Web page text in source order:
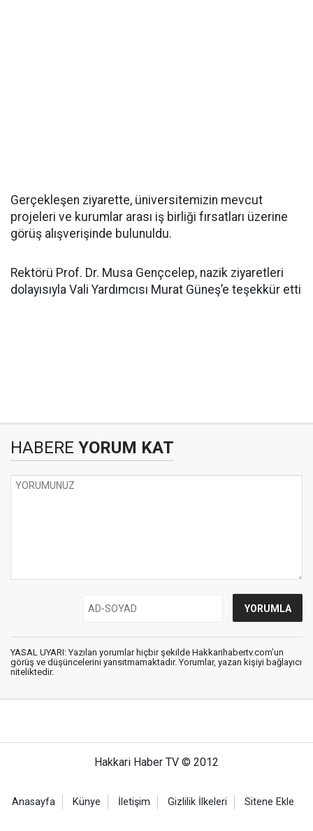
Gerçekleşen ziyarette, üniversitemizin mevcut
projeleri ve kurumlar arası iş birliği fırsatları üzerine
görüş alışverişinde bulunuldu.
Rektörü Prof. Dr. Musa Gençcelep, nazik ziyaretleri
dolayısıyla Vali Yardımcısı Murat Güneş’e teşekkür etti
HABERE YORUM KAT
YASAL UYARI: Yazılan yorumlar hiçbir şekilde Hakkarihabertv.com’un
görüş ve düşüncelerini yansıtmamaktadır. Yorumlar, yazan kişiyi bağlayıcı
niteliktedir.
Hakkari Haber TV © 2012
Anasayfa Künye İletişim Gizlilik İlkeleri Sitene Ekle